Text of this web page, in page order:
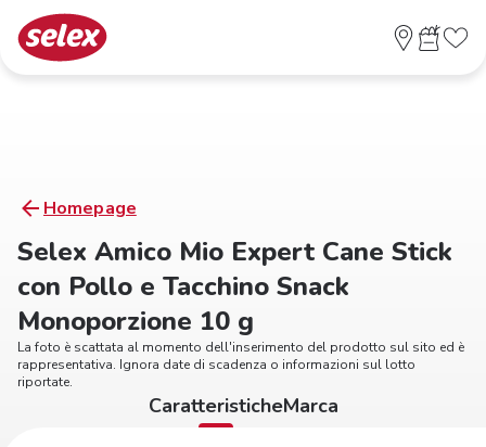
Homepage
Selex Amico Mio Expert Cane Stick
con Pollo e Tacchino Snack
Monoporzione 10 g
La foto è scattata al momento dell'inserimento del prodotto sul sito ed è
rappresentativa. Ignora date di scadenza o informazioni sul lotto
riportate.
CaratteristicheMarca